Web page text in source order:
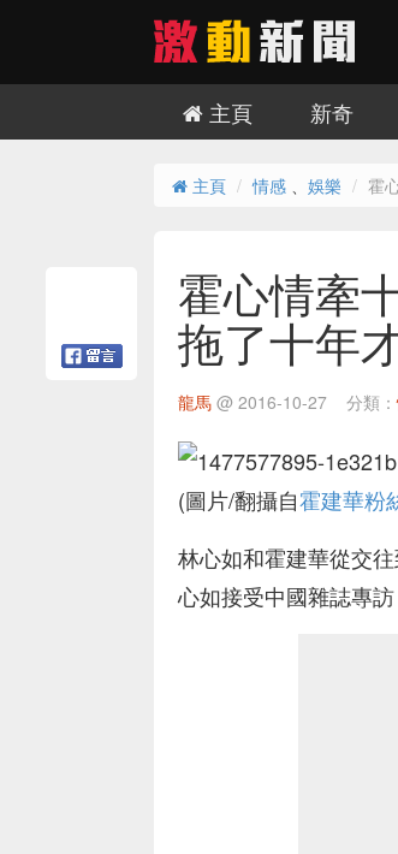
主頁 新奇
主頁 情感 、 娛樂 霍
霍心情牽
拖了十年
龍馬 @ 2016-10-27 分類：
(圖片/翻攝自霍建華粉
林心如和霍建華從交
心如接受中國雜誌專